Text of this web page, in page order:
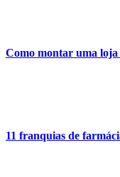
Como montar uma loja
11 franquias de